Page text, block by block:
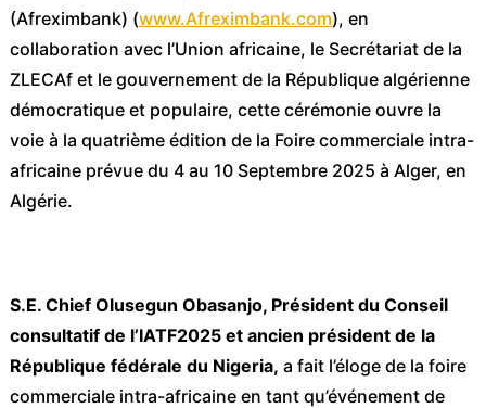
(Afreximbank) (www.Afreximbank.com), en
collaboration avec l’Union africaine, le Secrétariat de la
ZLECAf et le gouvernement de la République algérienne
démocratique et populaire, cette cérémonie ouvre la
voie à la quatrième édition de la Foire commerciale intra-
africaine prévue du 4 au 10 Septembre 2025 à Alger, en
Algérie.
S.E. Chief Olusegun Obasanjo, Président du Conseil
consultatif de l’IATF2025 et ancien président de la
République fédérale du Nigeria, a fait l’éloge de la foire
commerciale intra-africaine en tant qu’événement de